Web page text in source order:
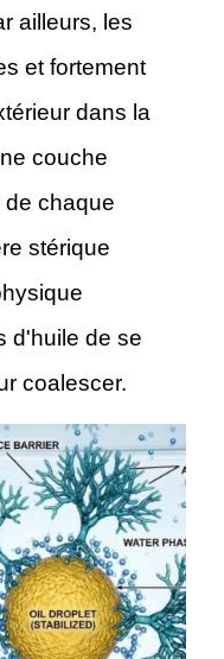
ailleurs, les
et fortement
dans la
couche
de chaque
stérique
d'huile de se
coalescer.